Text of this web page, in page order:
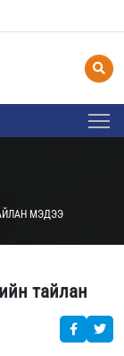
МЭДЭЭ
тайлан